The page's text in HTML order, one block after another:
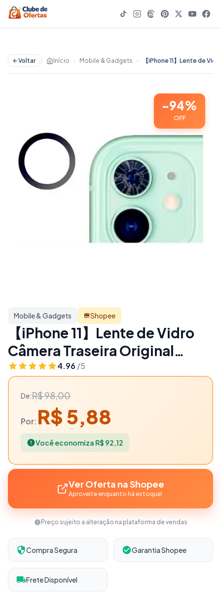
Voltar Início › Mobile & Gadgets ›
-94%
OFF
Mobile & Gadgets Shopee
【iPhone 11】Lente de Vidro
Câmera Traseira Original
Reposição Peça Nova
Promoção - 94% OFF | Mobile
& Gadgets
4.96 /5
De:R$ 98,00
Por: R$ 5,88
Você economiza R$ 92,12
Ver Oferta na Shopee
Aproveite enquanto há estoque!
Preço sujeito a alteração na plataforma de vendas
Compra Segura Garantia Shopee
Frete Disponível